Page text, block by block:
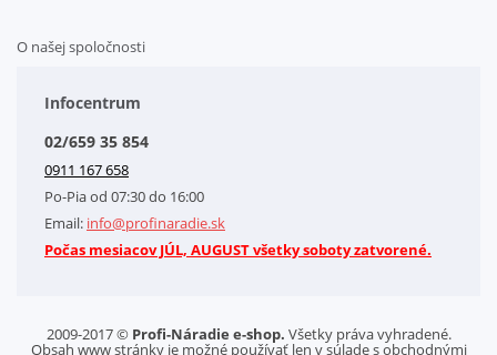
O našej spoločnosti
Obchodné podmienky
Kontakt
Letáky na stiahnutie
GDPR-Informácie o spracovaní osobných údajov HQ Tools, spol. s r. o.
Cookies
Infocentrum
02/659 35 854
0911 167 658
Po-Pia od 07:30 do 16:00
Email: info@profinaradie.sk
Počas mesiacov JÚL, AUGUST všetky soboty zatvorené.
2009-2017 © Profi-Náradie e-shop. Všetky práva vyhradené.
Obsah www stránky je možné používať len v súlade s obchodnými